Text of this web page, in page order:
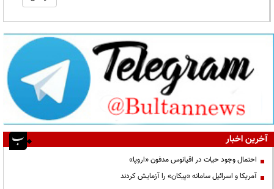
آخرین اخبار
احتمال وجود حیات در اقیانوس مدفون «اروپا»
آمریکا و اسرائیل سامانه «پیکان» را آزمایش کردند